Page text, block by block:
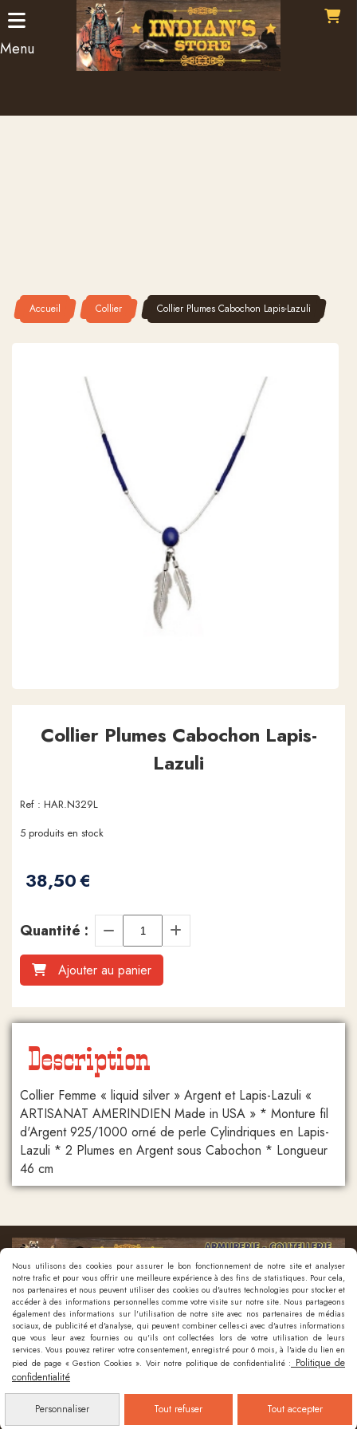
Menu
Accueil Collier Collier Plumes Cabochon Lapis-Lazuli
Collier Plumes Cabochon Lapis-
Lazuli
Ref : HAR.N329L
38,50€
5 produits en stock
Quantité :
Ajouter au panier
Description
Collier Femme « liquid silver » Argent et Lapis-Lazuli «
ARTISANAT AMERINDIEN Made in USA » * Monture fil
d'Argent 925/1000 orné de perle Cylindriques en Lapis-
Lazuli * 2 Plumes en Argent sous Cabochon * Longueur
46 cm
Nous contacter
Mentions Légales Politique de confidentialité Gestion cookies Mon
Créer un site internet
Panneau de gestion des cookies
Nous utilisons des cookies pour assurer le bon fonctionnement de notre site et analyser
notre trafic et pour vous offrir une meilleure expérience à des fins de statistiques. Pour cela,
nos partenaires et nous peuvent utiliser des cookies ou d'autres technologies pour stocker et
accéder à des informations personnelles comme votre visite sur notre site. Nous partageons
également des informations sur l'utilisation de notre site avec nos partenaires de médias
sociaux, de publicité et d'analyse, qui peuvent combiner celles-ci avec d'autres informations
que vous leur avez fournies ou qu'ils ont collectées lors de votre utilisation de leurs
services. Vous pouvez retirer votre consentement, enregistré pour 6 mois, à l'aide du lien en
pied de page « Gestion Cookies ». Voir notre politique de confidentialité : Politique de
confidentialité
Personnaliser Tout refuser Tout accepter